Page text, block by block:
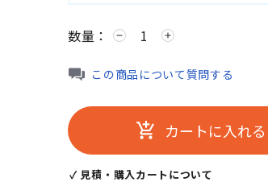
数量： remove add
この商品について質問する
add_shopping_cart カートに入れる
✓ 見積・購入カートについて